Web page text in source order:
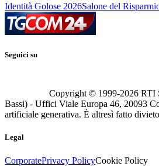
Identità Golose 2026Salone del
Seguici su
Copyright © 1999-2026 RTI
Bassi) - Uffici Viale Europa 46, 20093
artificiale generativa. È altresì fatto
Legal
CorporatePrivacy PolicyCookie Policy